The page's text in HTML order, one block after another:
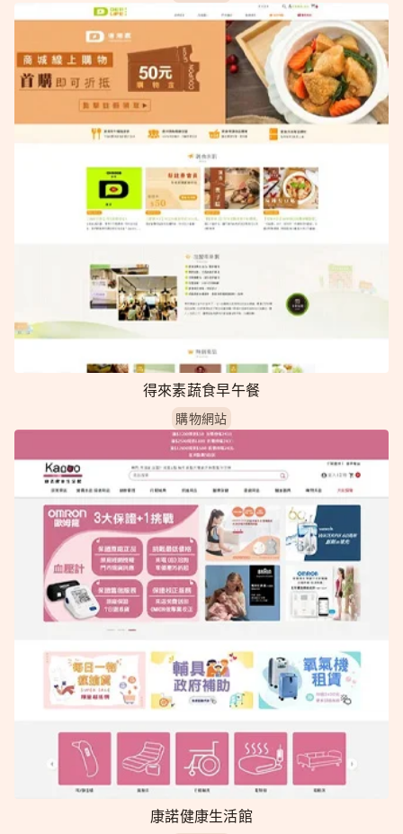
得來素蔬食早午餐
購物網站
康諾健康生活館